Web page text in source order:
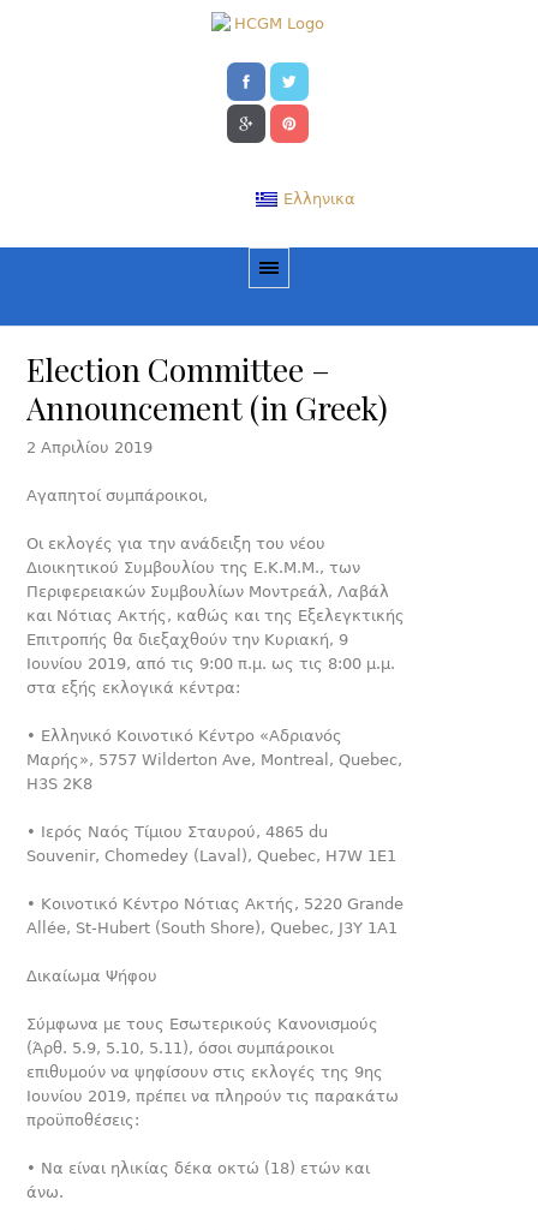
Ελληνικα
Election Committee –
Announcement (in Greek)
2 Απριλίου 2019
Αγαπητοί συμπάροικοι,
Oι εκλογές για την ανάδειξη του νέου
Διοικητικού Συμβουλίου της Ε.Κ.Μ.Μ., των
Περιφερειακών Συμβουλίων Μοντρεάλ, Λα­βάλ
και Νότιας Ακτής, καθώς και της Εξελεγκτικής
Επιτροπής θα διεξαχθούν την Κυριακή, 9
Ιουνίου 2019, από τις 9:00 π.μ. ως τις 8:00 μ.μ.
στα εξής εκλογικά κέντρα:
• Ελληνικό Κοινοτικό Κέντρο «Αδριανός
Μαρής», 5757 Wilderton Ave, Montreal, Quebec,
H3S 2K8
• Ιερός Ναός Τίμιου Σταυρού, 4865 du
Souvenir, Chomedey (Laval), Quebec, H7W 1E1
• Κοινοτικό Κέντρο Νότιας Ακτής, 5220 Grande
Allée, St-Hubert (South Shore), Quebec, J3Y 1A1
Δικαίωμα Ψήφου
Σύμφωνα με τους Εσωτερικούς Κανονισμούς
(Άρθ. 5.9, 5.10, 5.11), όσοι συμπάροικοι
επιθυμούν να ψηφίσουν στις εκλογές της 9ης
Ιουνίου 2019, πρέπει να πληρούν τις παρακάτω
προ­ϋποθέσεις:
• Να είναι ηλικίας δέκα οκτώ (18) ετών και
άνω.